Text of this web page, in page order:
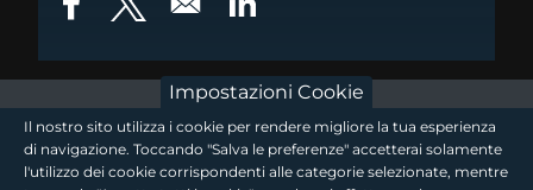
Opens in a new window
Opens in a new windowOpens in a new window
footer - sezione logo 1
Impostazioni Cookie
Il nostro sito utilizza i cookie per rendere migliore la tua esperienza
di navigazione. Toccando "Salva le preferenze" accetterai solamente
l'utilizzo dei cookie corrispondenti alle categorie selezionate, mentre